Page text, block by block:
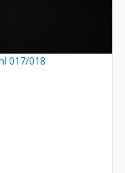
017/018